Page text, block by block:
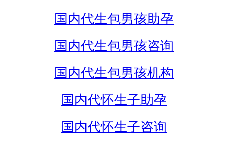
国内代生包男孩助孕
国内代生包男孩咨询
国内代生包男孩机构
国内代怀生子助孕
国内代怀生子咨询